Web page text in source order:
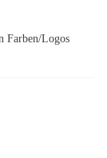
Farben/Logos